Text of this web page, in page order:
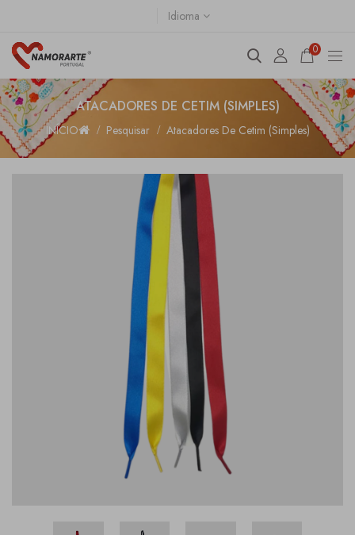
Idioma
0
ATACADORES DE CETIM (SIMPLES)
INÍCIO Pesquisar Atacadores De Cetim (Simples)